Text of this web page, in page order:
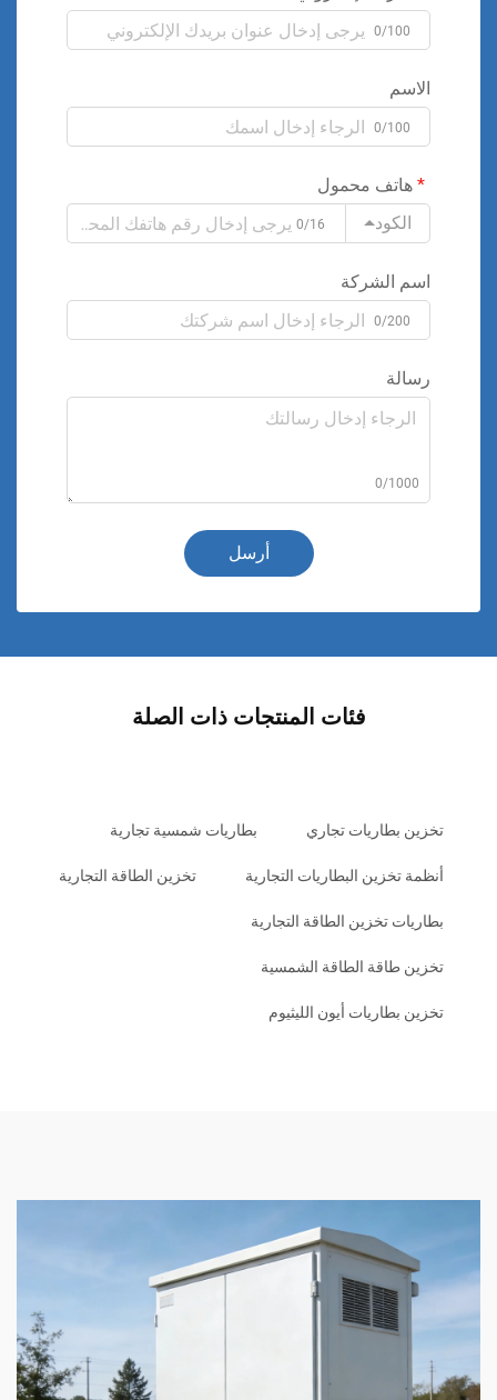
0/100
الاسم
0/100
هاتف محمول
الكود
0/16
اسم الشركة
0/200
رسالة
0/1000
أرسل
فئات المنتجات ذات الصلة
تخزين بطاريات تجاري بطاريات شمسية تجارية
أنظمة تخزين البطاريات التجارية تخزين الطاقة التجارية
بطاريات تخزين الطاقة التجارية
تخزين طاقة الطاقة الشمسية
تخزين بطاريات أيون الليثيوم